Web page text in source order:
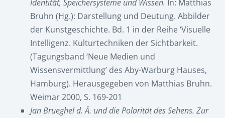
Identität, Speichersysteme und Wissen. In: Matthias
Bruhn (Hg.): Darstellung und Deutung. Abbilder
der Kunstgeschichte. Bd. 1 in der Reihe ‘Visuelle
Intelligenz. Kulturtechniken der Sichtbarkeit.
(Tagungsband ‘Neue Medien und
Wissensvermittlung’ des Aby-Warburg Hauses,
Hamburg). Herausgegeben von Matthias Bruhn.
Weimar 2000, S. 169-201
Jan Brueghel d. Ä. und die Polarität des Sehens. Zur